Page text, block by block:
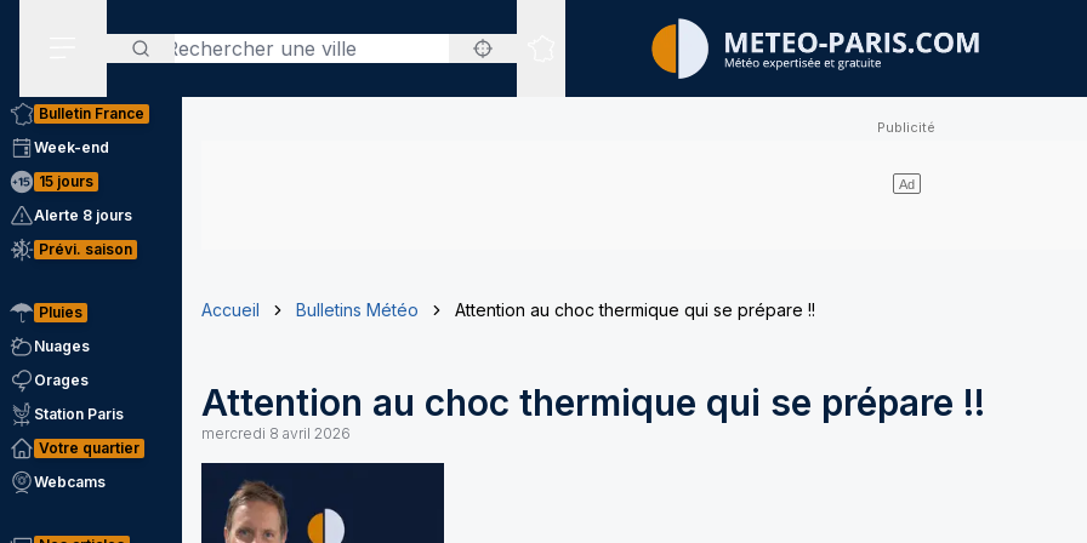
Rechercher
Sites expertisés
Bulletin France
Week-end
15 jours
Alerte 8 jours
Prévi. saison
Pluies
Nuages
Orages
Station Paris
Votre quartier
Webcams
Accueil Bulletins Météo Attention au choc thermique qui se prépare !!
Attention au choc thermique qui se prépare !!
mercredi 8 avril 2026